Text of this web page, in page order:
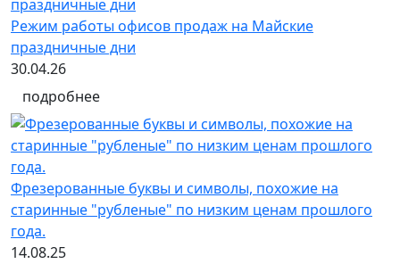
Режим работы офисов продаж на Майские
праздничные дни
30.04.26
подробнее
Фрезерованные буквы и символы, похожие на
старинные "рубленые" по низким ценам прошлого
года.
14.08.25